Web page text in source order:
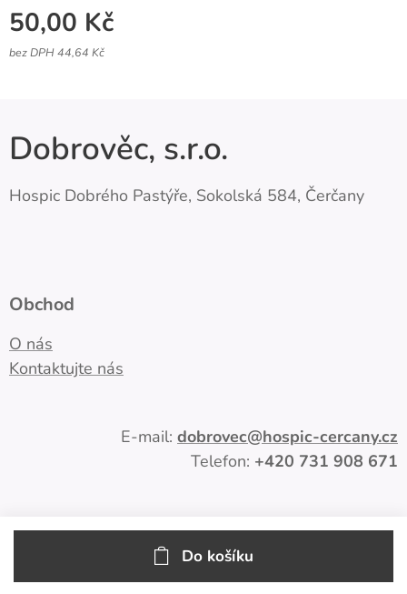
50,00 Kč
bez DPH 44,64 Kč
Do košíku
Dobrověc, s.r.o.
Hospic Dobrého Pastýře, Sokolská 584, Čerčany
Obchod
O nás
Kontaktujte nás
E-mail: dobrovec@hospic-cercany.cz
Telefon: +420 731 908 671